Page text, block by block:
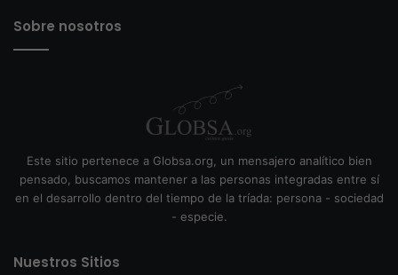
Sobre nosotros
Este sitio pertenece a Globsa.org, un mensajero analítico bien
pensado, buscamos mantener a las personas integradas entre sí
en el desarrollo dentro del tiempo de la tríada: persona - sociedad
- especie.
Nuestros Sitios